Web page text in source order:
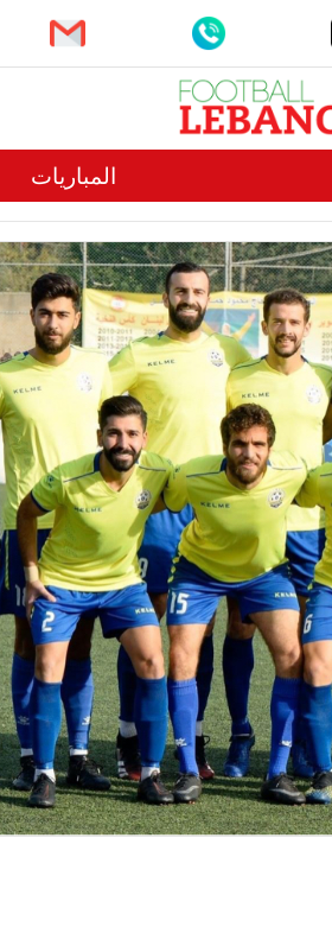
المباريات